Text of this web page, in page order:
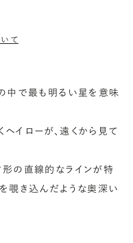
て
中で最も明るい星を意味
イローが、遠くから見て
形の直線的なラインが特
覗き込んだような奥深い